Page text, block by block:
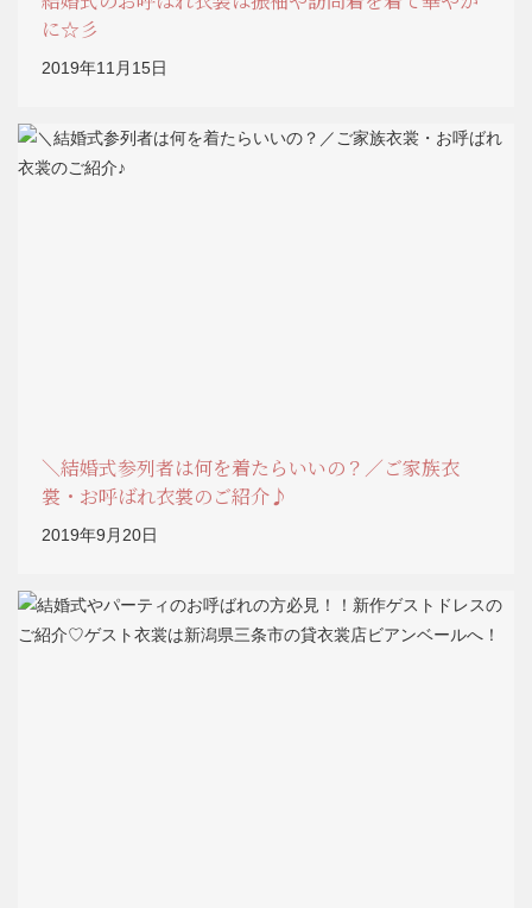
に☆彡
2019年11月15日
＼結婚式参列者は何を着たらいいの？／ご家族衣
裳・お呼ばれ衣裳のご紹介♪
2019年9月20日